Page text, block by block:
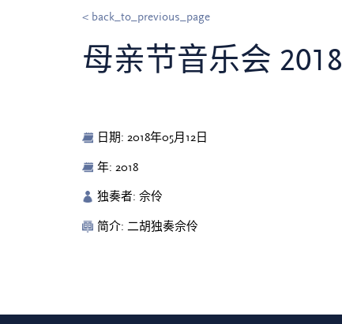
< back_to_previous_page
母亲节音乐会 2018
日期: 2018年05月12日
年: 2018
独奏者: 佘伶
简介: 二胡独奏佘伶